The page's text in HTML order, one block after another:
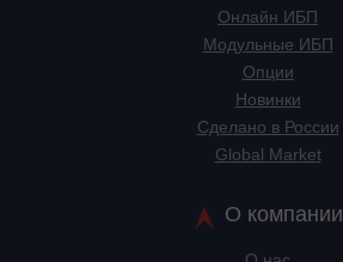
Онлайн ИБП
Модульные ИБП
Опции
Новинки
Сделано в России
Global Market
О компании